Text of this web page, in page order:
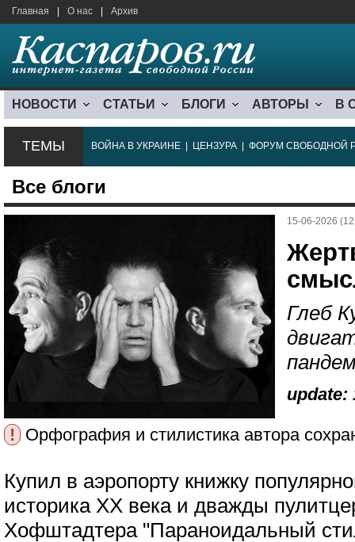
Главная О нас Архив
НОВОСТИ СТАТЬИ БЛОГИ АВТОРЫ В
ТЕМЫ ВОЙНА В УКРАИНЕ ЦЕНЗУРА ФОРУМ СВОБОДНОЙ
Все блоги
15-06-2026
Глеб
update:
! Орфография и стилистика автора
Купил в аэропорту книжку
историка XX века и дважды
Хофштадтера "Параноидальный